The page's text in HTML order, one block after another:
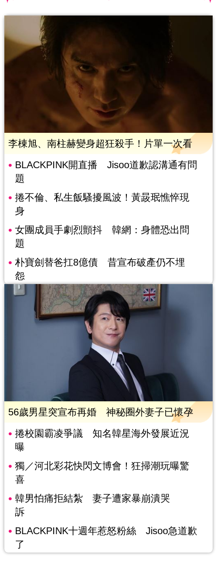
李棟旭、南柱赫變身超狂殺手！片單一次看
BLACKPINK開直播 Jisoo道歉認溝通有問
題
捲不倫、私生飯騷擾風波！黃晸珉憔悴現
身
女團成員手劇烈顫抖 韓網：身體恐出問
題
朴寶劍替爸扛8億債 昔宣布破產仍不埋
怨
56歲男星突宣布再婚 神秘圈外妻子已懷孕
捲校園霸凌爭議 知名韓星海外發展近況
曝
獨／河北彩花快閃文博會！狂掃潮玩曝驚
喜
韓男怕痛拒結紮 妻子遭家暴崩潰哭
訴
BLACKPINK十週年惹怒粉絲 Jisoo急道歉
了